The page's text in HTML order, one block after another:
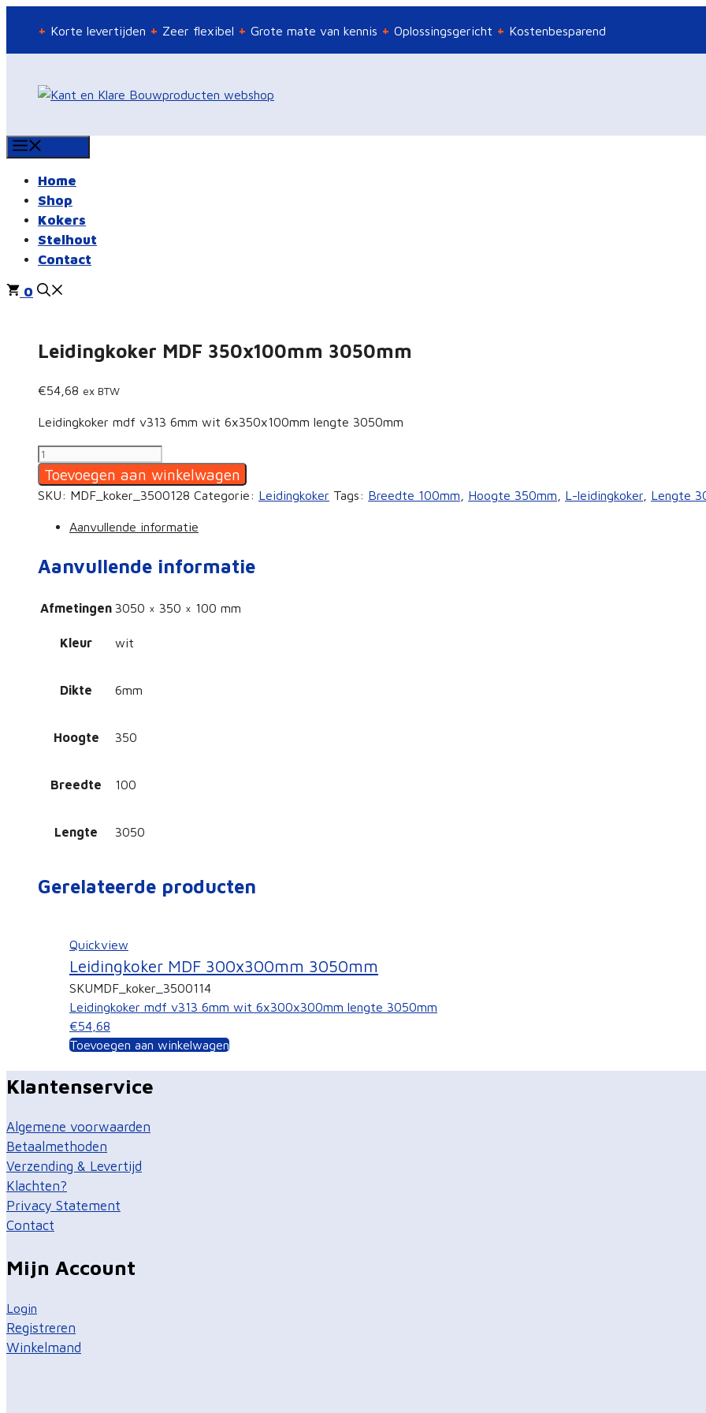
de
Korte levertijden Zeer flexibel Grote mate van kennis Oplossingsgericht Kostenbesparend
Home
Shop
Kokers
Stelhout
Contact
0
Leidingkoker MDF 350x100mm 3050mm
€54,68 ex BTW
Leidingkoker mdf v313 6mm wit 6x350x100mm lengte 3050mm
Leidingkoker
MDF
350x100mm
aantal
Toevoegen aan winkelwagen
SKU: MDF_koker_3500128 Categorie: Leidingkoker Tags: Breedte 100mm Hoogte 350mm L-leidingkoker Lengte
Aanvullende informatie
Aanvullende informatie
Afmetingen 3050 × 350 × 100 mm
Kleur wit
Dikte 6mm
Hoogte 350
Breedte 100
Lengte 3050
Gerelateerde producten
Quickview
Leidingkoker MDF 300x300mm 3050mm
SKUMDF_koker_3500114
Leidingkoker mdf v313 6mm wit 6x300x300mm lengte 3050mm
€54,68
Toevoegen aan winkelwagen
Klantenservice
Algemene voorwaarden
Betaalmethoden
Verzending & Levertijd
Klachten?
Privacy Statement
Contact
Mijn Account
Login
Registreren
Winkelmand